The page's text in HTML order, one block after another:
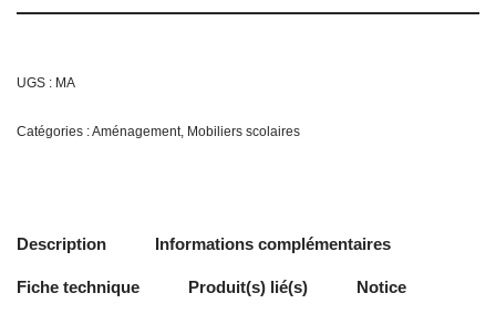
UGS : MA
Catégories :Aménagement, Mobiliers scolaires
Description Informations complémentaires
Fiche technique Produit(s) lié(s) Notice